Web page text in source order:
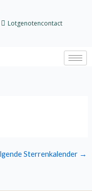
Lotgenotencontact
Sterrenkalender →